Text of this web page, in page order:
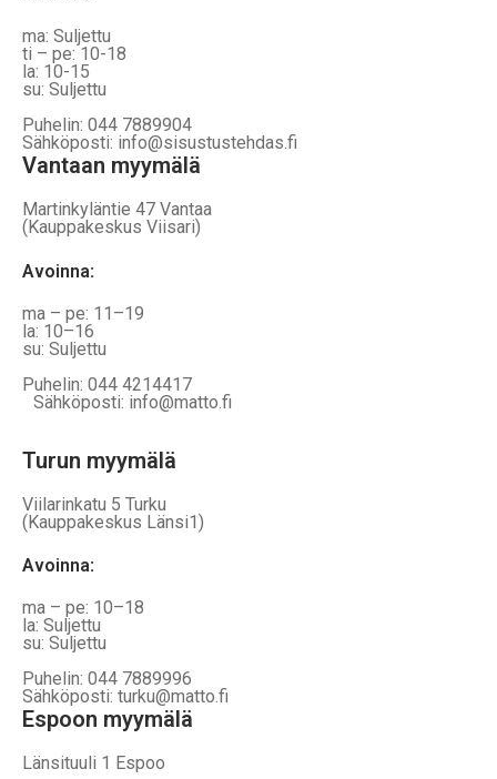
ma: Suljettu
ti – pe: 10-18
la: 10-15
su: Suljettu
Puhelin: 044 7889904
Sähköposti: info@sisustustehdas.fi
Vantaan myymälä
Martinkyläntie 47 Vantaa
(Kauppakeskus Viisari)
Avoinna:
ma – pe: 11–19
la: 10–16
su: Suljettu
Puhelin: 044 4214417
Sähköposti: info@matto.fi
Turun myymälä
Viilarinkatu 5 Turku
(Kauppakeskus Länsi1)
Avoinna:
ma – pe: 10–18
la: Suljettu
su: Suljettu
Puhelin: 044 7889996
Sähköposti: turku@matto.fi
Espoon myymälä
Länsituuli 1 Espoo